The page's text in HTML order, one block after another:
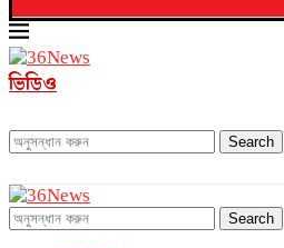
ভিডিও
Search
Search